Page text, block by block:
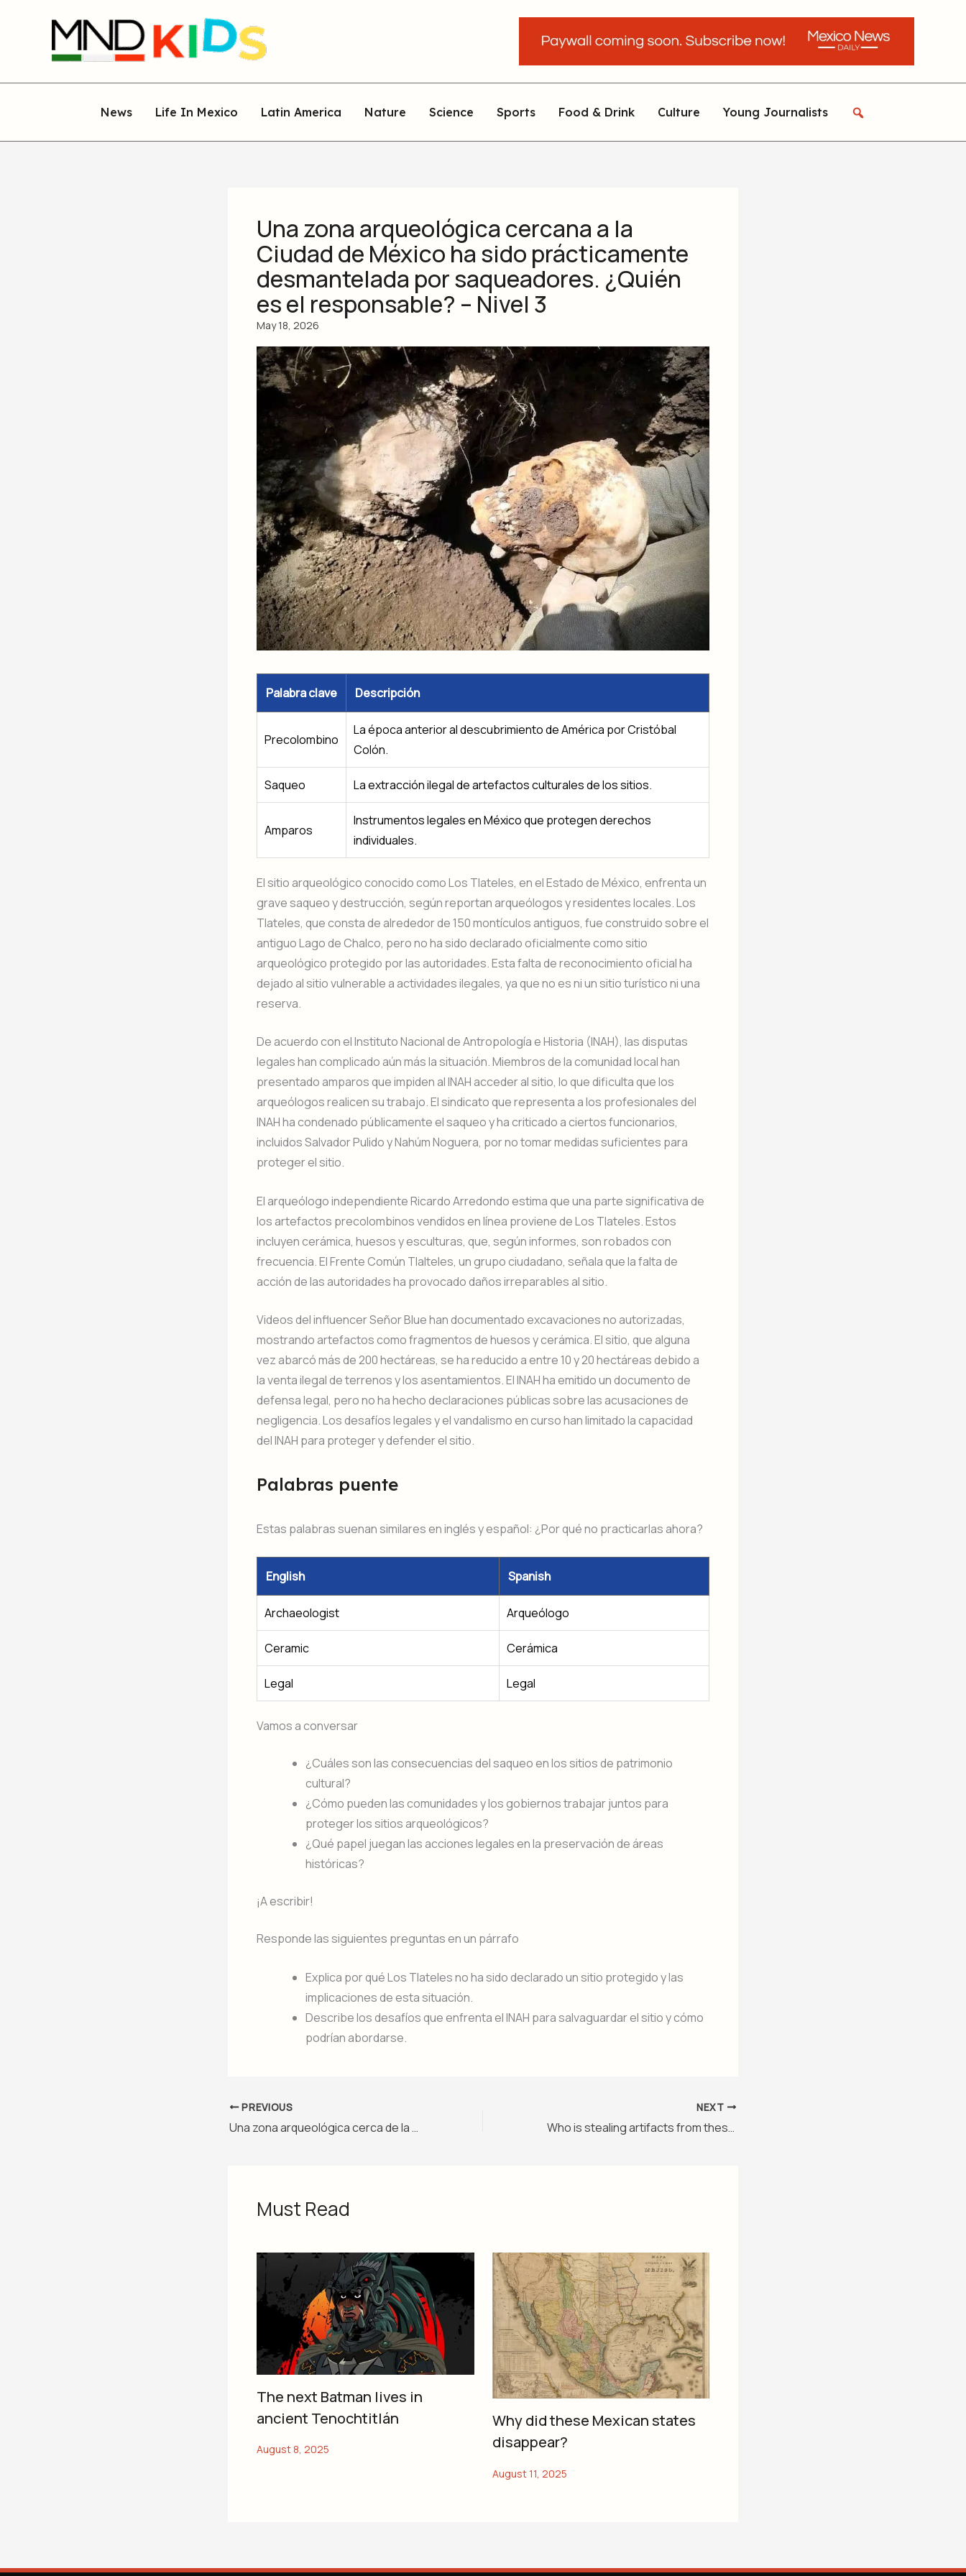
News Life In Mexico Latin America Nature Science Sports Food & Drink Culture Young Journalists
Una zona arqueológica cercana a la
Ciudad de México ha sido prácticamente
desmantelada por saqueadores. ¿Quién
es el responsable? – Nivel 3
Palabra clave Descripción
Precolombino
La época anterior al descubrimiento de América por Cristóbal
Colón.
Saqueo La extracción ilegal de artefactos culturales de los sitios.
Amparos
Instrumentos legales en México que protegen derechos
individuales.
El sitio arqueológico conocido como Los Tlateles, en el Estado de México, enfrenta un
grave saqueo y destrucción, según reportan arqueólogos y residentes locales. Los
Tlateles, que consta de alrededor de 150 montículos antiguos, fue construido sobre el
antiguo Lago de Chalco, pero no ha sido declarado oficialmente como sitio
arqueológico protegido por las autoridades. Esta falta de reconocimiento oficial ha
dejado al sitio vulnerable a actividades ilegales, ya que no es ni un sitio turístico ni una
reserva.
De acuerdo con el Instituto Nacional de Antropología e Historia (INAH), las disputas
legales han complicado aún más la situación. Miembros de la comunidad local han
presentado amparos que impiden al INAH acceder al sitio, lo que dificulta que los
arqueólogos realicen su trabajo. El sindicato que representa a los profesionales del
INAH ha condenado públicamente el saqueo y ha criticado a ciertos funcionarios,
incluidos Salvador Pulido y Nahúm Noguera, por no tomar medidas suficientes para
proteger el sitio.
El arqueólogo independiente Ricardo Arredondo estima que una parte significativa de
los artefactos precolombinos vendidos en línea proviene de Los Tlateles. Estos
incluyen cerámica, huesos y esculturas, que, según informes, son robados con
frecuencia. El Frente Común Tlalteles, un grupo ciudadano, señala que la falta de
acción de las autoridades ha provocado daños irreparables al sitio.
Videos del influencer Señor Blue han documentado excavaciones no autorizadas,
mostrando artefactos como fragmentos de huesos y cerámica. El sitio, que alguna
vez abarcó más de 200 hectáreas, se ha reducido a entre 10 y 20 hectáreas debido a
la venta ilegal de terrenos y los asentamientos. El INAH ha emitido un documento de
defensa legal, pero no ha hecho declaraciones públicas sobre las acusaciones de
negligencia. Los desafíos legales y el vandalismo en curso han limitado la capacidad
del INAH para proteger y defender el sitio.
Palabras puente
Estas palabras suenan similares en inglés y español: ¿Por qué no practicarlas ahora?
English Spanish
Archaeologist Arqueólogo
Ceramic Cerámica
Legal Legal
Vamos a conversar
¿Cuáles son las consecuencias del saqueo en los sitios de patrimonio
cultural?
¿Cómo pueden las comunidades y los gobiernos trabajar juntos para
proteger los sitios arqueológicos?
¿Qué papel juegan las acciones legales en la preservación de áreas
históricas?
¡A escribir!
Responde las siguientes preguntas en un párrafo
Explica por qué Los Tlateles no ha sido declarado un sitio protegido y las
implicaciones de esta situación.
Describe los desafíos que enfrenta el INAH para salvaguardar el sitio y cómo
podrían abordarse.
PREVIOUS
Una zona arqueológica cerca de la Ciudad de México ha sido saqueada por ladrones – Nivel 2
NEXT
Who is stealing artifacts from these Mexico City ruins?
Must Read
The next Batman lives in
ancient Tenochtitlán
Why did these Mexican states
disappear?